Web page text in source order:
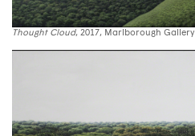
Thought Cloud, 2017, Marlborough Gallery